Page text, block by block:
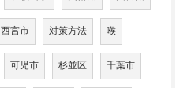
西宮市 対策方法 喉
可児市 杉並区 千葉市